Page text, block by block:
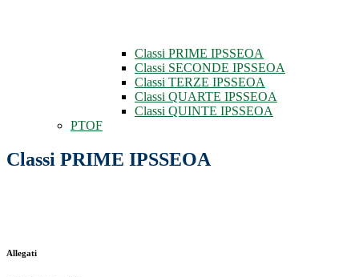
Classi PRIME IPSSEOA
Classi SECONDE IPSSEOA
Classi TERZE IPSSEOA
Classi QUARTE IPSSEOA
Classi QUINTE IPSSEOA
PTOF
Classi PRIME IPSSEOA
Allegati